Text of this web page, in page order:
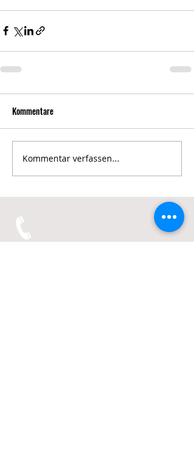
Kommentare
Kommentar verfassen...